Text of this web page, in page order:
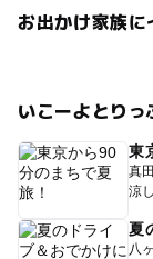
お出かけ家族
いこーよとり
東
真
涼
夏
八